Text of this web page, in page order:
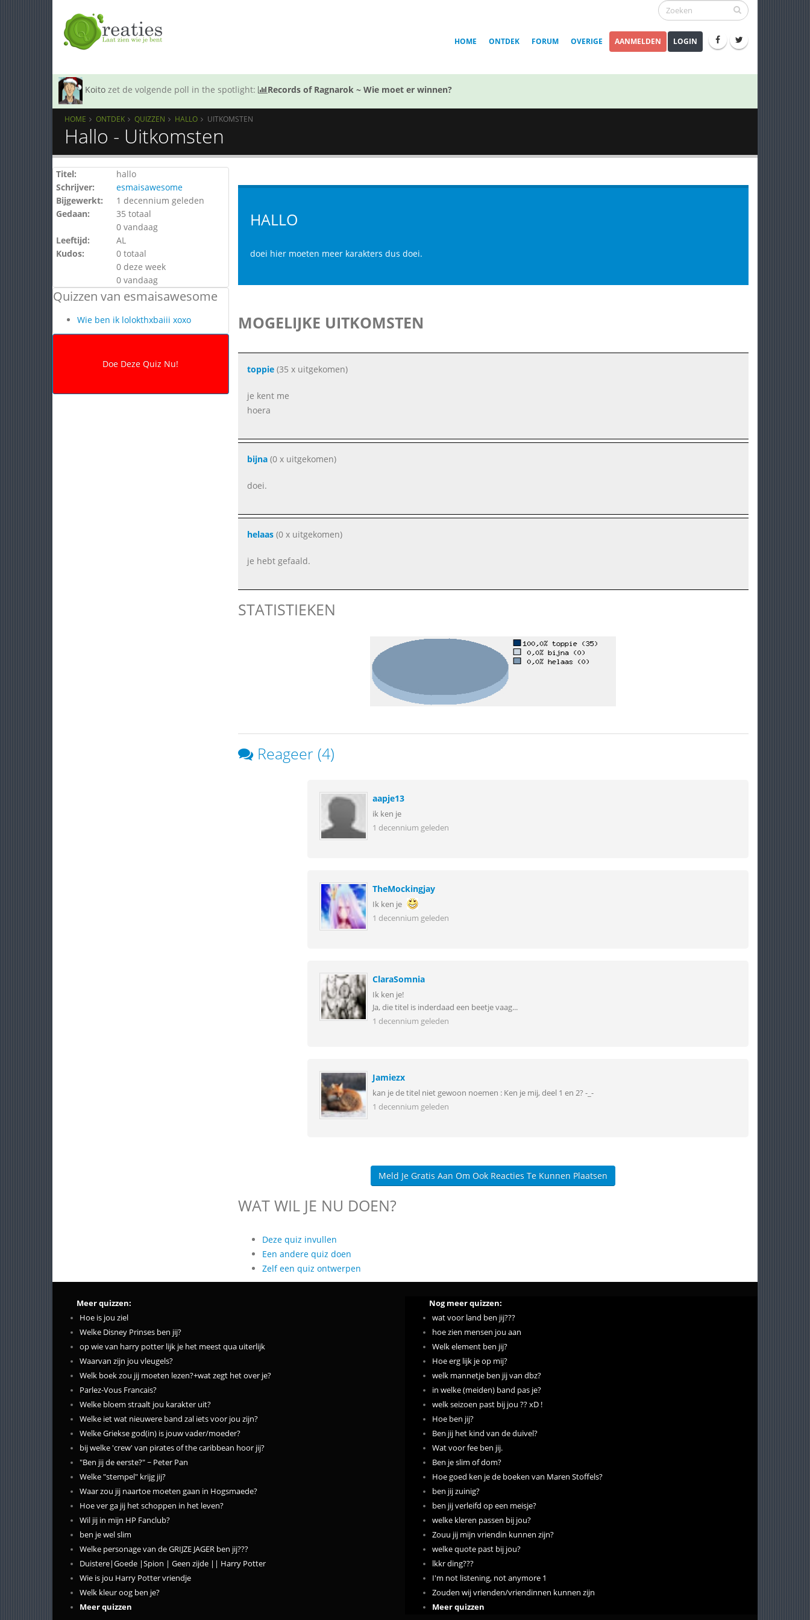
HOME ONTDEK FORUM OVERIGE AANMELDEN LOGIN
Koito zet de volgende poll in the spotlight: Records of Ragnarok ~ Wie moet er winnen?
HOME ONTDEK QUIZZEN HALLO UITKOMSTEN
Hallo - Uitkomsten
Titel:
hallo
Schrijver:
esmaisawesome
Bijgewerkt:
1 decennium geleden
Gedaan:
35 totaal
0 vandaag
Leeftijd:
AL
Kudos:
0 totaal
0 deze week
0 vandaag
Quizzen van esmaisawesome
Wie ben ik lolokthxbaiii xoxo
HALLO
doei hier moeten meer karakters dus doei.
MOGELIJKE UITKOMSTEN
toppie(35 x uitgekomen)
je kent me
hoera
bijna(0 x uitgekomen)
doei.
helaas(0 x uitgekomen)
je hebt gefaald.
STATISTIEKEN
Reageer (4)
aapje13
ik ken je
1 decennium geleden
TheMockingjay
Ik ken je
1 decennium geleden
ClaraSomnia
Ik ken je!
Ja, die titel is inderdaad een beetje vaag...
1 decennium geleden
Jamiezx
kan je de titel niet gewoon noemen : Ken je mij, deel 1 en 2? -_-
1 decennium geleden
Meld Je Gratis Aan Om Ook Reacties Te Kunnen Plaatsen
WAT WIL JE NU DOEN?
Deze quiz invullen
Een andere quiz doen
Zelf een quiz ontwerpen
Meer quizzen:
Hoe is jou ziel
Welke Disney Prinses ben jij?
op wie van harry potter lijk je het meest qua uiterlijk
Waarvan zijn jou vleugels?
Welk boek zou jij moeten lezen?+wat zegt het over je?
Parlez-Vous Francais?
Welke bloem straalt jou karakter uit?
Welke iet wat nieuwere band zal iets voor jou zijn?
Welke Griekse god(in) is jouw vader/moeder?
bij welke 'crew' van pirates of the caribbean hoor jij?
"Ben jij de eerste?" ~ Peter Pan
Welke "stempel" krijg jij?
Waar zou jij naartoe moeten gaan in Hogsmaede?
Hoe ver ga jij het schoppen in het leven?
Wil jij in mijn HP Fanclub?
ben je wel slim
Welke personage van de GRIJZE JAGER ben jij???
Duistere|Goede |Spion | Geen zijde || Harry Potter
Wie is jou Harry Potter vriendje
Welk kleur oog ben je?
Meer quizzen
Nog meer quizzen:
wat voor land ben jij???
hoe zien mensen jou aan
Welk element ben jij?
Hoe erg lijk je op mij?
welk mannetje ben jij van dbz?
in welke (meiden) band pas je?
welk seizoen past bij jou ?? xD !
Hoe ben jij?
Ben jij het kind van de duivel?
Wat voor fee ben jij.
Ben je slim of dom?
Hoe goed ken je de boeken van Maren Stoffels?
ben jij zuinig?
ben jij verleifd op een meisje?
welke kleren passen bij jou?
Zouu jij mijn vriendin kunnen zijn?
welke quote past bij jou?
lkkr ding???
I'm not listening, not anymore 1
Zouden wij vrienden/vriendinnen kunnen zijn
Meer quizzen